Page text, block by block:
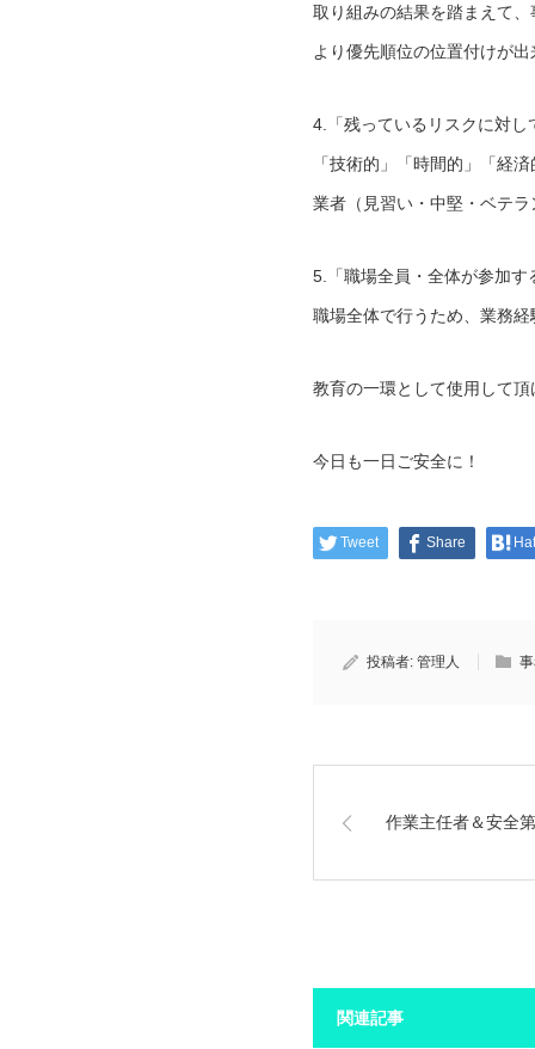
取り組みの結果を踏まえて
より優先順位の位置付けが出
4.「残っているリスクに対し
「技術的」「時間的」「経
業者（見習い・中堅・ベテラ
5.「職場全員・全体が参加す
職場全体で行うため、業務
教育の一環として使用して頂
今日も一日ご安全に！
Tweet Share
投稿者: 管理人
作業主任者＆安全
関連記事